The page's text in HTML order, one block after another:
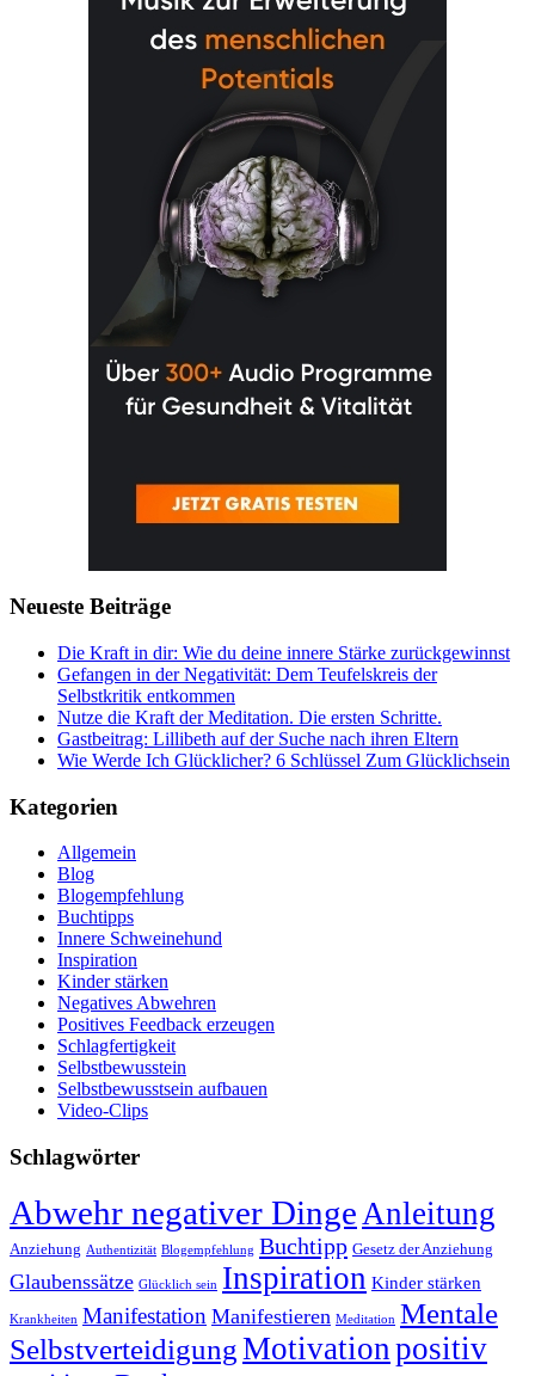
Neueste Beiträge
Die Kraft in dir: Wie du deine innere Stärke zurückgewinnst
Gefangen in der Negativität: Dem Teufelskreis der
Selbstkritik entkommen
Nutze die Kraft der Meditation. Die ersten Schritte.
Gastbeitrag: Lillibeth auf der Suche nach ihren Eltern
Wie Werde Ich Glücklicher? 6 Schlüssel Zum Glücklichsein
Kategorien
Allgemein
Blog
Blogempfehlung
Buchtipps
Innere Schweinehund
Inspiration
Kinder stärken
Negatives Abwehren
Positives Feedback erzeugen
Schlagfertigkeit
Selbstbewusstein
Selbstbewusstsein aufbauen
Video-Clips
Schlagwörter
Abwehr negativer Dinge Anleitung
Anziehung Authentizität Blogempfehlung Buchtipp Gesetz der Anziehung
Glaubenssätze Glücklich sein Inspiration Kinder stärken
Krankheiten Manifestation Manifestieren Meditation Mentale
SelbstverteidigungMotivation positiv